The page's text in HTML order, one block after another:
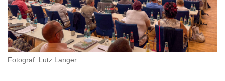
Fotograf: Lutz Langer